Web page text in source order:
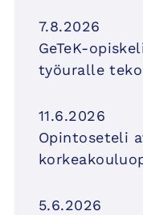
7.8.2026
GeTeK-
työuralle
11.6.2026
Opintoseteli
5.6.2026